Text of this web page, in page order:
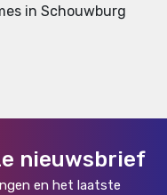
in Schouwburg
nieuwsbrief
en het laatste